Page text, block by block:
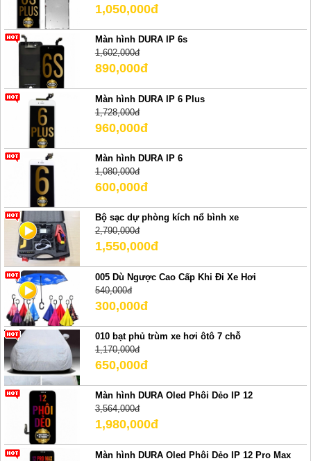
1,050,000đ
Màn hình DURA IP 6s
1,602,000đ
890,000đ
Màn hình DURA IP 6 Plus
1,728,000đ
960,000đ
Màn hình DURA IP 6
1,080,000đ
600,000đ
Bộ sạc dự phòng kích nổ bình xe
2,790,000đ
1,550,000đ
005 Dù Ngược Cao Cấp Khi Đi Xe Hơi
540,000đ
300,000đ
010 bạt phủ trùm xe hơi ôtô 7 chỗ
1,170,000đ
650,000đ
Màn hình DURA Oled Phôi Dẻo IP 12
3,564,000đ
1,980,000đ
Màn hình DURA Oled Phôi Dẻo IP 12 Pro Max